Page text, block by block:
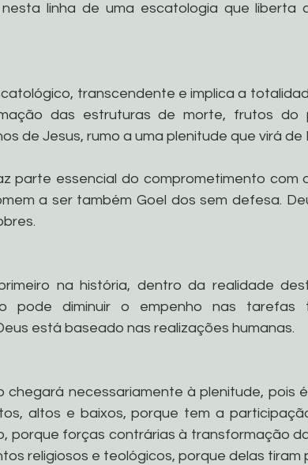
linha de uma escatologia que liberta
transcendente e implica a
das estruturas de morte, frutos do
de Jesus, rumo a uma plenitude que virá de
parte essencial do comprometimento com
a ser também Goel dos sem defesa.
na história, dentro da realidade
pode diminuir o empenho nas tarefas
está baseado nas realizações humanas.
necessariamente à plenitude, pois
altos e baixos, porque tem a
porque forças contrárias à transformação
religiosos e teológicos, porque delas tiram